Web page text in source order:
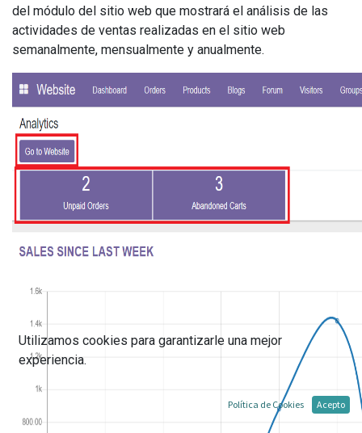
del módulo del sitio web que mostrará el análisis de las
actividades de ventas realizadas en el sitio web
semanalmente, mensualmente y anualmente.
Utilizamos cookies para garantizarle una mejor
experiencia.
Política de Cookies Acepto